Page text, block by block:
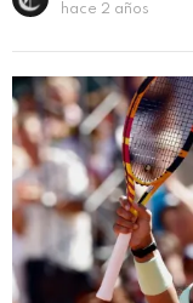
hace 2 años